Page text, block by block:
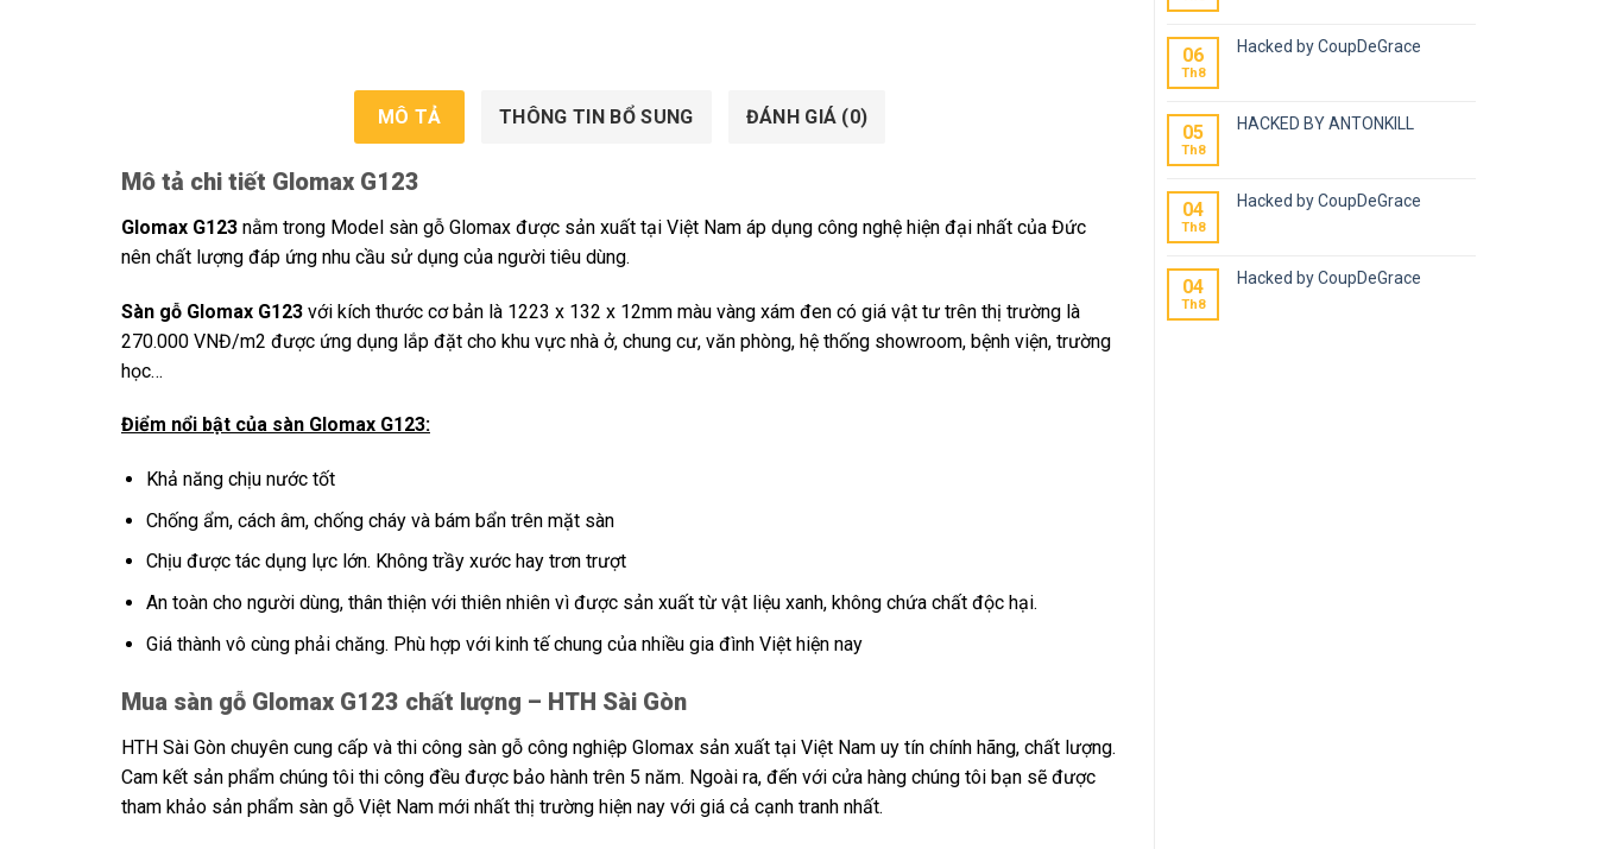
06
Th8
Hacked by CoupDeGrace
05
Th8
HACKED BY ANTONKILL
04
Th8
Hacked by CoupDeGrace
04
Th8
Hacked by CoupDeGrace
MÔ TẢ THÔNG TIN BỔ SUNG ĐÁNH GIÁ (0)
Mô tả chi tiết Glomax G123
Glomax G123 nằm trong Model sàn gỗ Glomax được sản xuất tại Việt Nam áp dụng công nghệ hiện đại nhất của Đức
nên chất lượng đáp ứng nhu cầu sử dụng của người tiêu dùng.
Sàn gỗ Glomax G123 với kích thước cơ bản là 1223 x 132 x 12mm màu vàng xám đen có giá vật tư trên thị trường là
270.000 VNĐ/m2 được ứng dụng lắp đặt cho khu vực nhà ở, chung cư, văn phòng, hệ thống showroom, bệnh viện, trường
học…
Điểm nổi bật của sàn Glomax G123:
Khả năng chịu nước tốt
Chống ẩm, cách âm, chống cháy và bám bẩn trên mặt sàn
Chịu được tác dụng lực lớn. Không trầy xước hay trơn trượt
An toàn cho người dùng, thân thiện với thiên nhiên vì được sản xuất từ vật liệu xanh, không chứa chất độc hại.
Giá thành vô cùng phải chăng. Phù hợp với kinh tế chung của nhiều gia đình Việt hiện nay
Mua sàn gỗ Glomax G123 chất lượng – HTH Sài Gòn
HTH Sài Gòn chuyên cung cấp và thi công sàn gỗ công nghiệp Glomax sản xuất tại Việt Nam uy tín chính hãng, chất lượng.
Cam kết sản phẩm chúng tôi thi công đều được bảo hành trên 5 năm. Ngoài ra, đến với cửa hàng chúng tôi bạn sẽ được
tham khảo sản phẩm sàn gỗ Việt Nam mới nhất thị trường hiện nay với giá cả cạnh tranh nhất.